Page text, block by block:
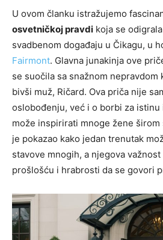
U ovom članku istražujemo
osvetničkoj pravdi koja se
svadbenom događaju u Čikagu, u
Fairmont. Glavna junakinja ove
se suočila sa snažnom nepravdom
bivši muž, Ričard. Ova priča nije
oslobođenju, već i o borbi za
može inspirirati mnoge žene širom
je pokazao kako jedan trenutak
stavove mnogih, a njegova
prošlošću i hrabrosti da se govori